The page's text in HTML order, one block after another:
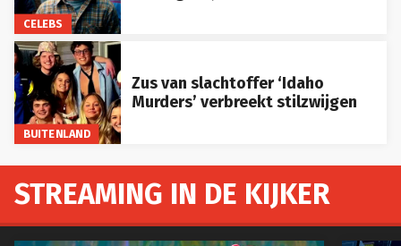
CELEBS
BUITENLAND
Zus van slachtoffer ‘Idaho
Murders’ verbreekt stilzwijgen
STREAMING IN DE KIJKER